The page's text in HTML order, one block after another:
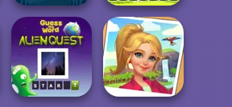
Word Cube
Online
Find Fruits
Names